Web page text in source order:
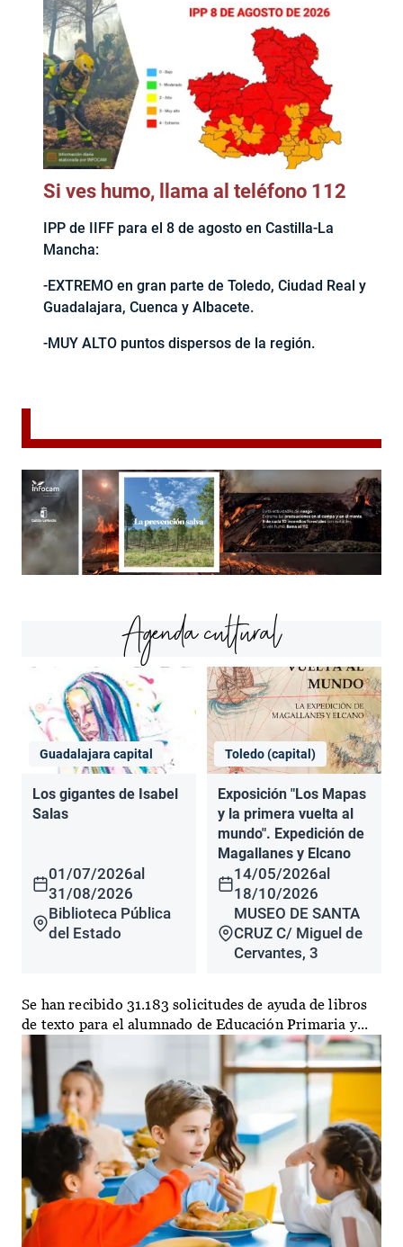
Si ves humo, llama al teléfono 112
IPP de IIFF para el 8 de agosto en Castilla-La
Mancha:
-EXTREMO en gran parte de Toledo, Ciudad Real y
Guadalajara, Cuenca y Albacete.
-MUY ALTO puntos dispersos de la región.
Agenda cultural
Guadalajara capital
Los gigantes de Isabel
Salas
01/07/2026al
31/08/2026
Biblioteca Pública
del Estado
Toledo (capital)
Exposición "Los Mapas
y la primera vuelta al
mundo". Expedición de
Magallanes y Elcano
14/05/2026al
18/10/2026
MUSEO DE SANTA
CRUZ C/ Miguel de
Cervantes, 3
Se han recibido 31.183 solicitudes de ayuda de libros
de texto para el alumnado de Educación Primaria y...